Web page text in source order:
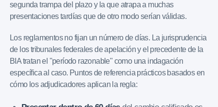
segunda trampa del plazo y la que atrapa a muchas
presentaciones tardías que de otro modo serían válidas.
Los reglamentos no fijan un número de días. La jurisprudencia
de los tribunales federales de apelación y el precedente de la
BIA tratan el "período razonable" como una indagación
específica al caso. Puntos de referencia prácticos basados en
cómo los adjudicadores aplican la regla: